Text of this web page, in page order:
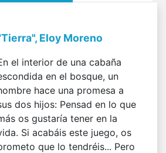
Eloy Moreno
el interior de una cabaña
en el bosque, un
hace una promesa a
dos hijos: Pensad en lo que
os gustaría tener en la
Si acabáis este juego, os
que lo tendréis... Pero